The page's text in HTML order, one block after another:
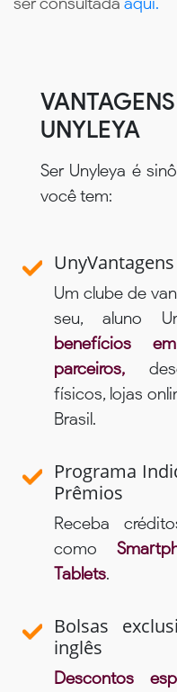
UNYLEYA
Ser Unyleya é
você tem:
UnyVantagens
Um clube de
seu, aluno
benefícios
parceiros,
físicos, lojas
Brasil.
Programa
Prêmios
Receba
como
Tablets.
Bolsas
inglês
Descontos